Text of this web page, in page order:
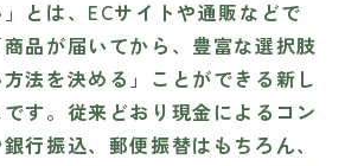
」とは、ECサイトや通販などで
品が届いてから、豊富な選択肢
法を決める」ことができる新し
す。従来どおり現金によるコン
行振込、郵便振替はもちろん、